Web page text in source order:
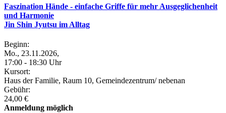
Faszination Hände - einfache Griffe für mehr Ausgeglichenheit
und Harmonie
Jin Shin Jyutsu im Alltag
Beginn:
Mo., 23.11.2026,
17:00 - 18:30 Uhr
Kursort:
Haus der Familie, Raum 10, Gemeindezentrum/ nebenan
Gebühr:
24,00 €
Anmeldung möglich